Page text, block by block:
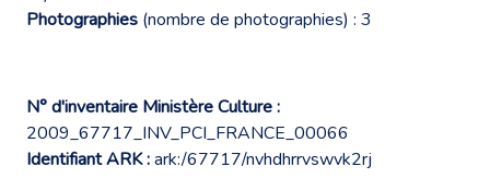
Photographies (nombre de photographies) : 3
N° d'inventaire Ministère Culture :
2009_67717_INV_PCI_FRANCE_00066
Identifiant ARK :ark:/67717/nvhdhrrvswvk2rj